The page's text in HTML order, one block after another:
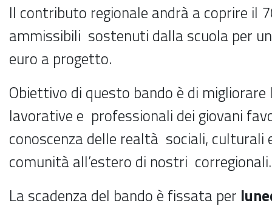
Il contributo regionale andrà a coprire il
ammissibili sostenuti dalla scuola per
euro a progetto.
Obiettivo di questo bando è di
lavorative e professionali dei giovani
conoscenza delle realtà sociali, culturali
comunità all’estero di nostri corregionali.
La scadenza del bando è fissata per